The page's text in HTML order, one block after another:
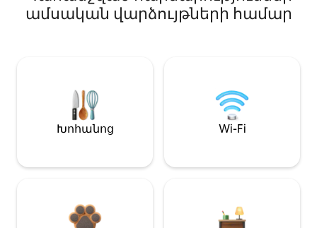
ամսական վարձույթների համար
Խոհանոց Wi-Fi